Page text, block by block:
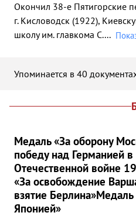
Окончил 38-е Пятигорские
г. Кисловодск (1922),
школу им. главкома С....
Упоминается в 40
Медаль «За оборону
победу над Германией
Отечественной войне
«За освобождение
взятие Берлина»Медаль
Японией»